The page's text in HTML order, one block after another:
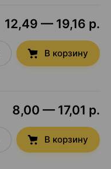
12,49 — 19,16 р.
В корзину
8,00 — 17,01 р.
В корзину